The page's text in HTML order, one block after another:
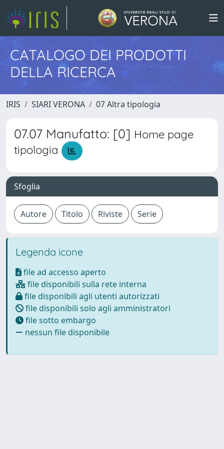
CATALOGO DEI PRODOTTI
DELLA RICERCA
IRIS SIARI VERONA 07 Altra tipologia
07.07 Manufatto: [0] Home page
tipologia
Sfoglia
Legenda icone
file ad accesso aperto
file disponibili sulla rete interna
file disponibili agli utenti autorizzati
file disponibili solo agli amministratori
file sotto embargo
nessun file disponibile